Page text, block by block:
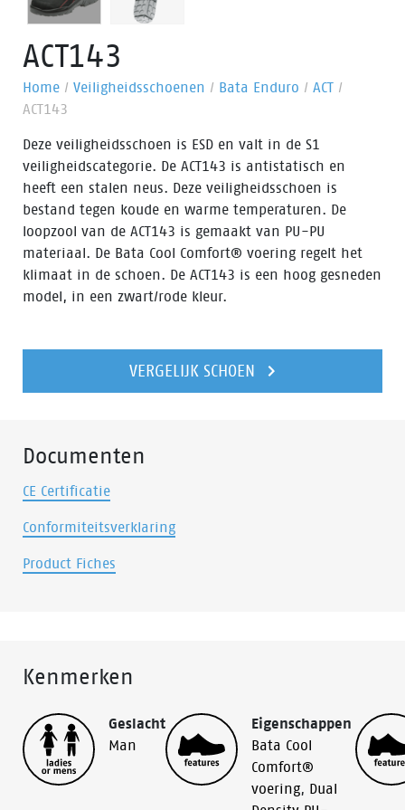
ACT143
Home / Veiligheidsschoenen / Bata Enduro / ACT /
ACT143
Deze veiligheidsschoen is ESD en valt in de S1
veiligheidscategorie. De ACT143 is antistatisch en
heeft een stalen neus. Deze veiligheidsschoen is
bestand tegen koude en warme temperaturen. De
loopzool van de ACT143 is gemaakt van PU-PU
materiaal. De Bata Cool Comfort® voering regelt het
klimaat in de schoen. De ACT143 is een hoog gesneden
model, in een zwart/rode kleur.
VERGELIJK SCHOEN
Documenten
CE Certificatie
Conformiteitsverklaring
Product Fiches
Kenmerken
Geslacht
Man
Eigenschappen
Bata Cool
Comfort®
voering, Dual